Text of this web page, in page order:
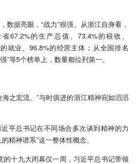
数据亮眼，“战力”很强。从浙江自身看，
67.2%的生产总值、73.4%的税收、
就业、96.8%的经营主体；从全国排名
”等5个榜单上，数量都位列第一。
之宏流。”与时俱进的浙江精神宛如滔滔
平总书记在不同场合多次谈到精神的力
精神谱系”这一整体性概念。
的十九大闭幕仅一周，习近平总书记带领